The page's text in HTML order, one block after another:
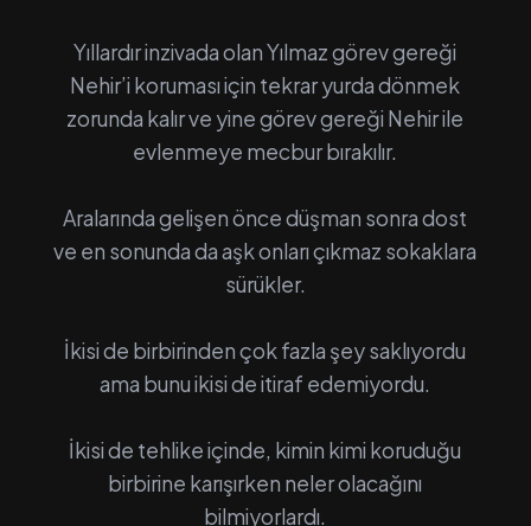
Yıllardır inzivada olan Yılmaz görev gereği
Nehir’i koruması için tekrar yurda dönmek
zorunda kalır ve yine görev gereği Nehir ile
evlenmeye mecbur bırakılır.
Aralarında gelişen önce düşman sonra dost
ve en sonunda da aşk onları çıkmaz sokaklara
sürükler.
İkisi de birbirinden çok fazla şey saklıyordu
ama bunu ikisi de itiraf edemiyordu.
İkisi de tehlike içinde, kimin kimi koruduğu
birbirine karışırken neler olacağını
bilmiyorlardı.